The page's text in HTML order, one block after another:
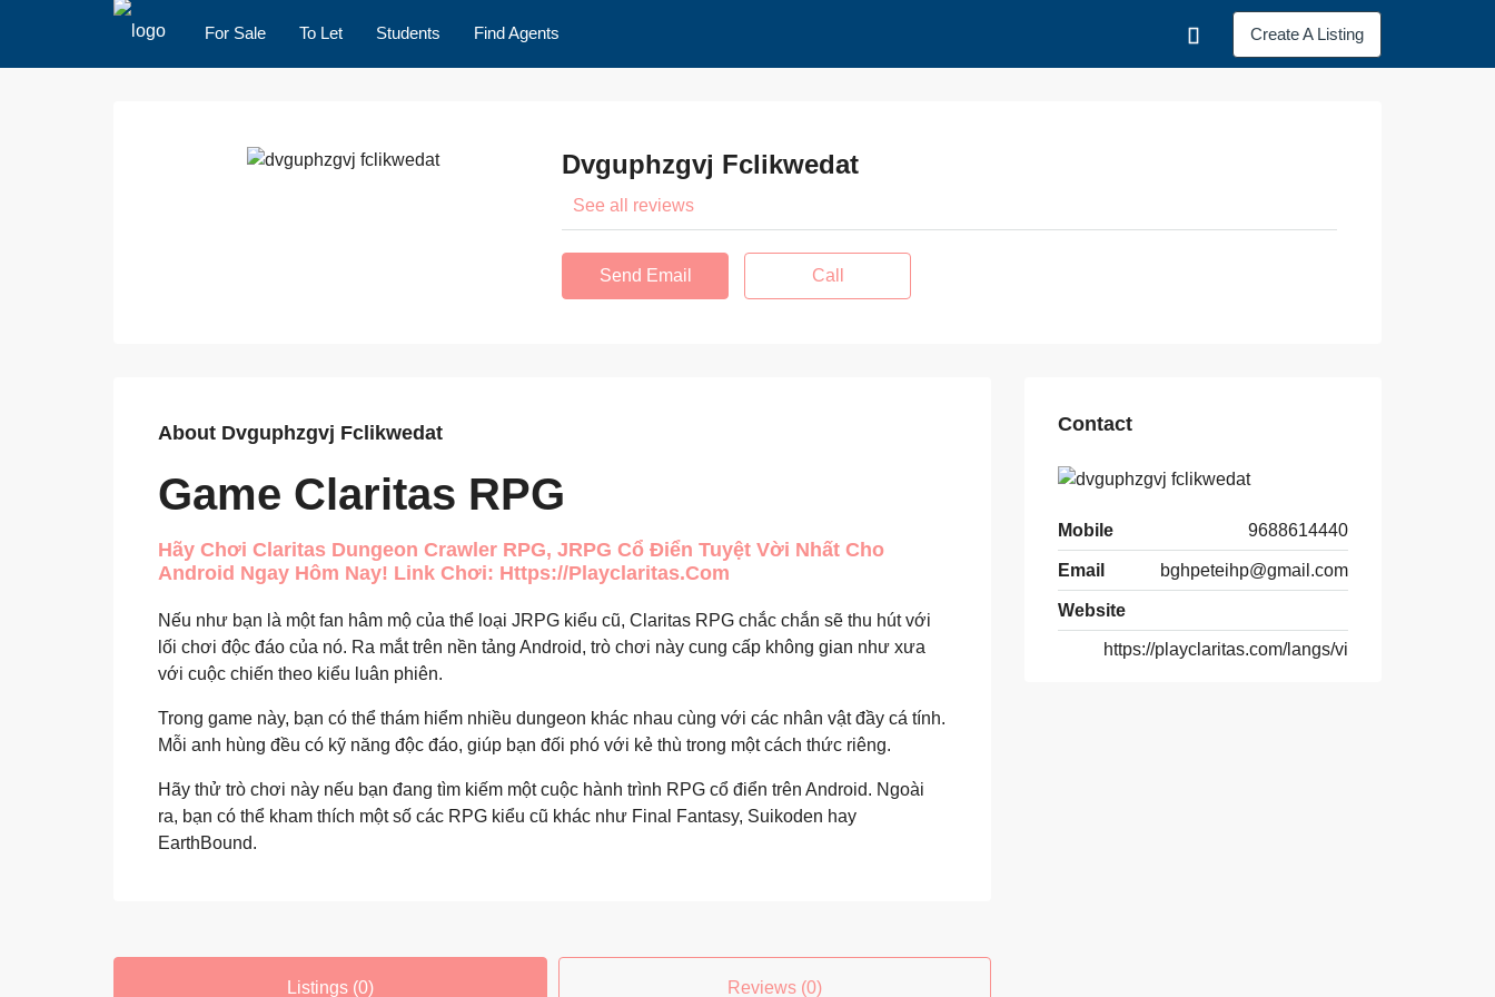
For Sale To Let Students Find Agents Create A Listing
Dvguphzgvj Fclikwedat
See all reviews
Send Email Call
About Dvguphzgvj Fclikwedat
Game Claritas RPG
Hãy Chơi Claritas Dungeon Crawler RPG, JRPG Cổ Điển Tuyệt Vời Nhất Cho
Android Ngay Hôm Nay! Link Chơi: Https://playclaritas.com
Nếu như bạn là một fan hâm mộ của thể loại JRPG kiểu cũ, Claritas RPG chắc chắn sẽ thu hút với
lối chơi độc đáo của nó. Ra mắt trên nền tảng Android, trò chơi này cung cấp không gian như xưa
với cuộc chiến theo kiểu luân phiên.
Trong game này, bạn có thể thám hiểm nhiều dungeon khác nhau cùng với các nhân vật đầy cá tính.
Mỗi anh hùng đều có kỹ năng độc đáo, giúp bạn đối phó với kẻ thù trong một cách thức riêng.
Hãy thử trò chơi này nếu bạn đang tìm kiếm một cuộc hành trình RPG cổ điển trên Android. Ngoài
ra, bạn có thể kham thích một số các RPG kiểu cũ khác như Final Fantasy, Suikoden hay
EarthBound.
Listings (0) Reviews (0)
Contact
Mobile 9688614440
Email bghpeteihp@gmail.com
Website
https://playclaritas.com/langs/vi